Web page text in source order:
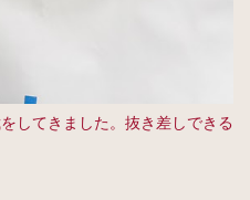
してきました。抜き差しできる